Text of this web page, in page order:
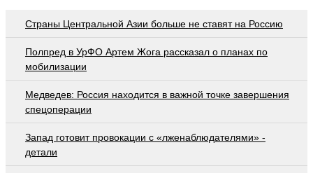
Страны Центральной Азии больше не ставят на Россию
Полпред в УрФО Артем Жога рассказал о планах по
мобилизации
Медведев: Россия находится в важной точке завершения
спецоперации
Запад готовит провокации с «лженаблюдателями» -
детали